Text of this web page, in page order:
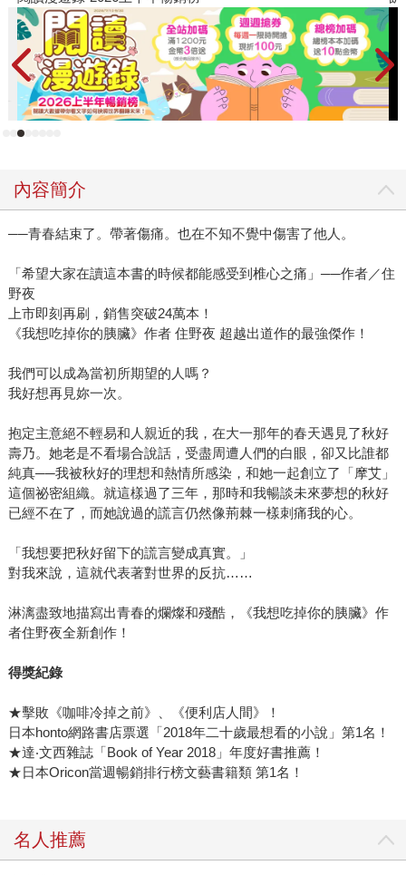
內容簡介
──青春結束了。帶著傷痛。也在不知不覺中傷害了他人。
「希望大家在讀這本書的時候都能感受到椎心之痛」──作者／住
野夜
上市即刻再刷，銷售突破24萬本！
《我想吃掉你的胰臟》作者 住野夜 超越出道作的最強傑作！
我們可以成為當初所期望的人嗎？
我好想再見妳一次。
抱定主意絕不輕易和人親近的我，在大一那年的春天遇見了秋好
壽乃。她老是不看場合說話，受盡周遭人們的白眼，卻又比誰都
純真──我被秋好的理想和熱情所感染，和她一起創立了「摩艾」
這個祕密組織。就這樣過了三年，那時和我暢談未來夢想的秋好
已經不在了，而她說過的謊言仍然像荊棘一樣刺痛我的心。
「我想要把秋好留下的謊言變成真實。」
對我來說，這就代表著對世界的反抗……
淋漓盡致地描寫出青春的爛燦和殘酷，《我想吃掉你的胰臟》作
者住野夜全新創作！
得獎紀錄
★擊敗《咖啡冷掉之前》、《便利店人間》！
日本honto網路書店票選「2018年二十歲最想看的小說」第1名！
★達‧文西雜誌「Book of Year 2018」年度好書推薦！
★日本Oricon當週暢銷排行榜文藝書籍類 第1名！
名人推薦